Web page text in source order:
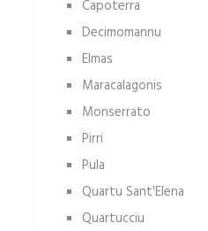
Capoterra
Decimomannu
Elmas
Maracalagonis
Monserrato
Pirri
Pula
Quartu Sant'Elena
Quartucciu